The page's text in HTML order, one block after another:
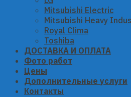
Mitsubishi Electric
Mitsubishi Heavy
Royal Clima
Toshiba
ДОСТАВКА И ОПЛАТА
Фото работ
Цены
Дополнительные услуги
Контакты